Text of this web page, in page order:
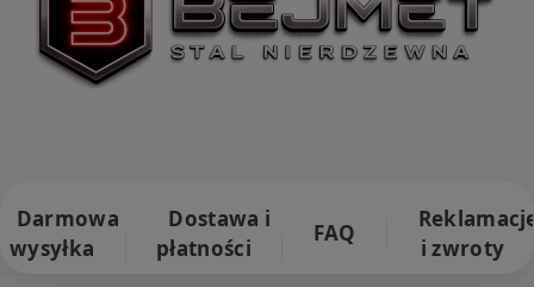
Darmowa
wysyłka
Dostawa i
płatności
FAQ
i zwroty